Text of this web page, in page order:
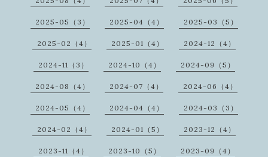
2025-05（3） 2025-04（4） 2025-03（5）
2025-02（4） 2025-01（4） 2024-12（4）
2024-11（3） 2024-10（4） 2024-09（5）
2024-08（4） 2024-07（4） 2024-06（4）
2024-05（4） 2024-04（4） 2024-03（3）
2024-02（4） 2024-01（5） 2023-12（4）
2023-11（4） 2023-10（5） 2023-09（4）